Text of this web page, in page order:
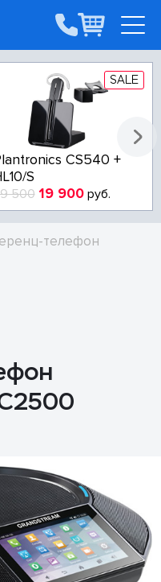
SALE
CS540 +
S
500 19 900руб.
телефон